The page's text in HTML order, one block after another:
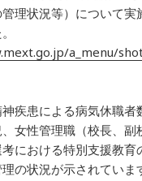
dI
n
a
理状況等）について実
a_menu/
疾患による病気休職者
女性管理職（校長、副
における特別支援教育
の状況が示されていま